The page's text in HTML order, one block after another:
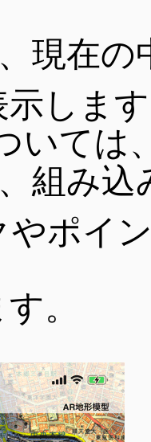
現在
示しま
いては
組み
やポイ
。